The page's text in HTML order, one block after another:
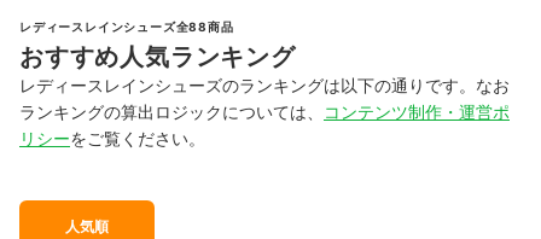
レディースレインシューズ全88商品
おすすめ人気ランキング
レディースレインシューズのランキングは以下の通りです。なお
ランキングの算出ロジックについては、
コンテンツ制作・運営ポ
リシーをご覧ください。
人気順